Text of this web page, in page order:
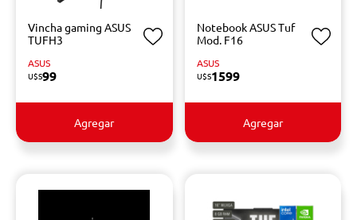
Vincha gaming ASUS
TUFH3
ASUS
U$S99
Agregar
Notebook ASUS Tuf
Mod. F16
ASUS
U$S1599
Agregar